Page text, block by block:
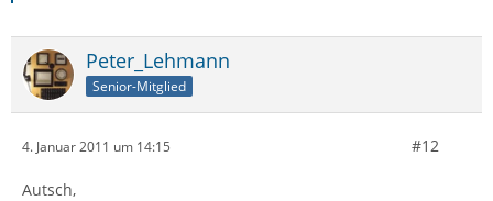
Peter_Lehmann
Senior-Mitglied
4. Januar 2011 um 14:15 #12
Autsch,